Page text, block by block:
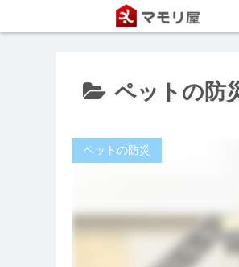
ペットの防
ペットの防災